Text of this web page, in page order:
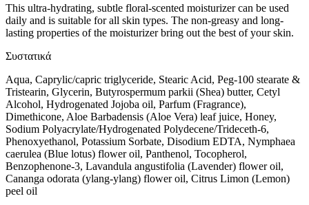
This ultra-hydrating, subtle floral-scented moisturizer can be used
daily and is suitable for all skin types. The non-greasy and long-
lasting properties of the moisturizer bring out the best of your skin.
Συστατικά
Aqua, Caprylic/capric triglyceride, Stearic Acid, Peg-100 stearate &
Tristearin, Glycerin, Butyrospermum parkii (Shea) butter, Cetyl
Alcohol, Hydrogenated Jojoba oil, Parfum (Fragrance),
Dimethicone, Aloe Barbadensis (Aloe Vera) leaf juice, Honey,
Sodium Polyacrylate/Hydrogenated Polydecene/Trideceth-6,
Phenoxyethanol, Potassium Sorbate, Disodium EDTA, Nymphaea
caerulea (Blue lotus) flower oil, Panthenol, Tocopherol,
Benzophenone-3, Lavandula angustifolia (Lavender) flower oil,
Cananga odorata (ylang-ylang) flower oil, Citrus Limon (Lemon)
peel oil